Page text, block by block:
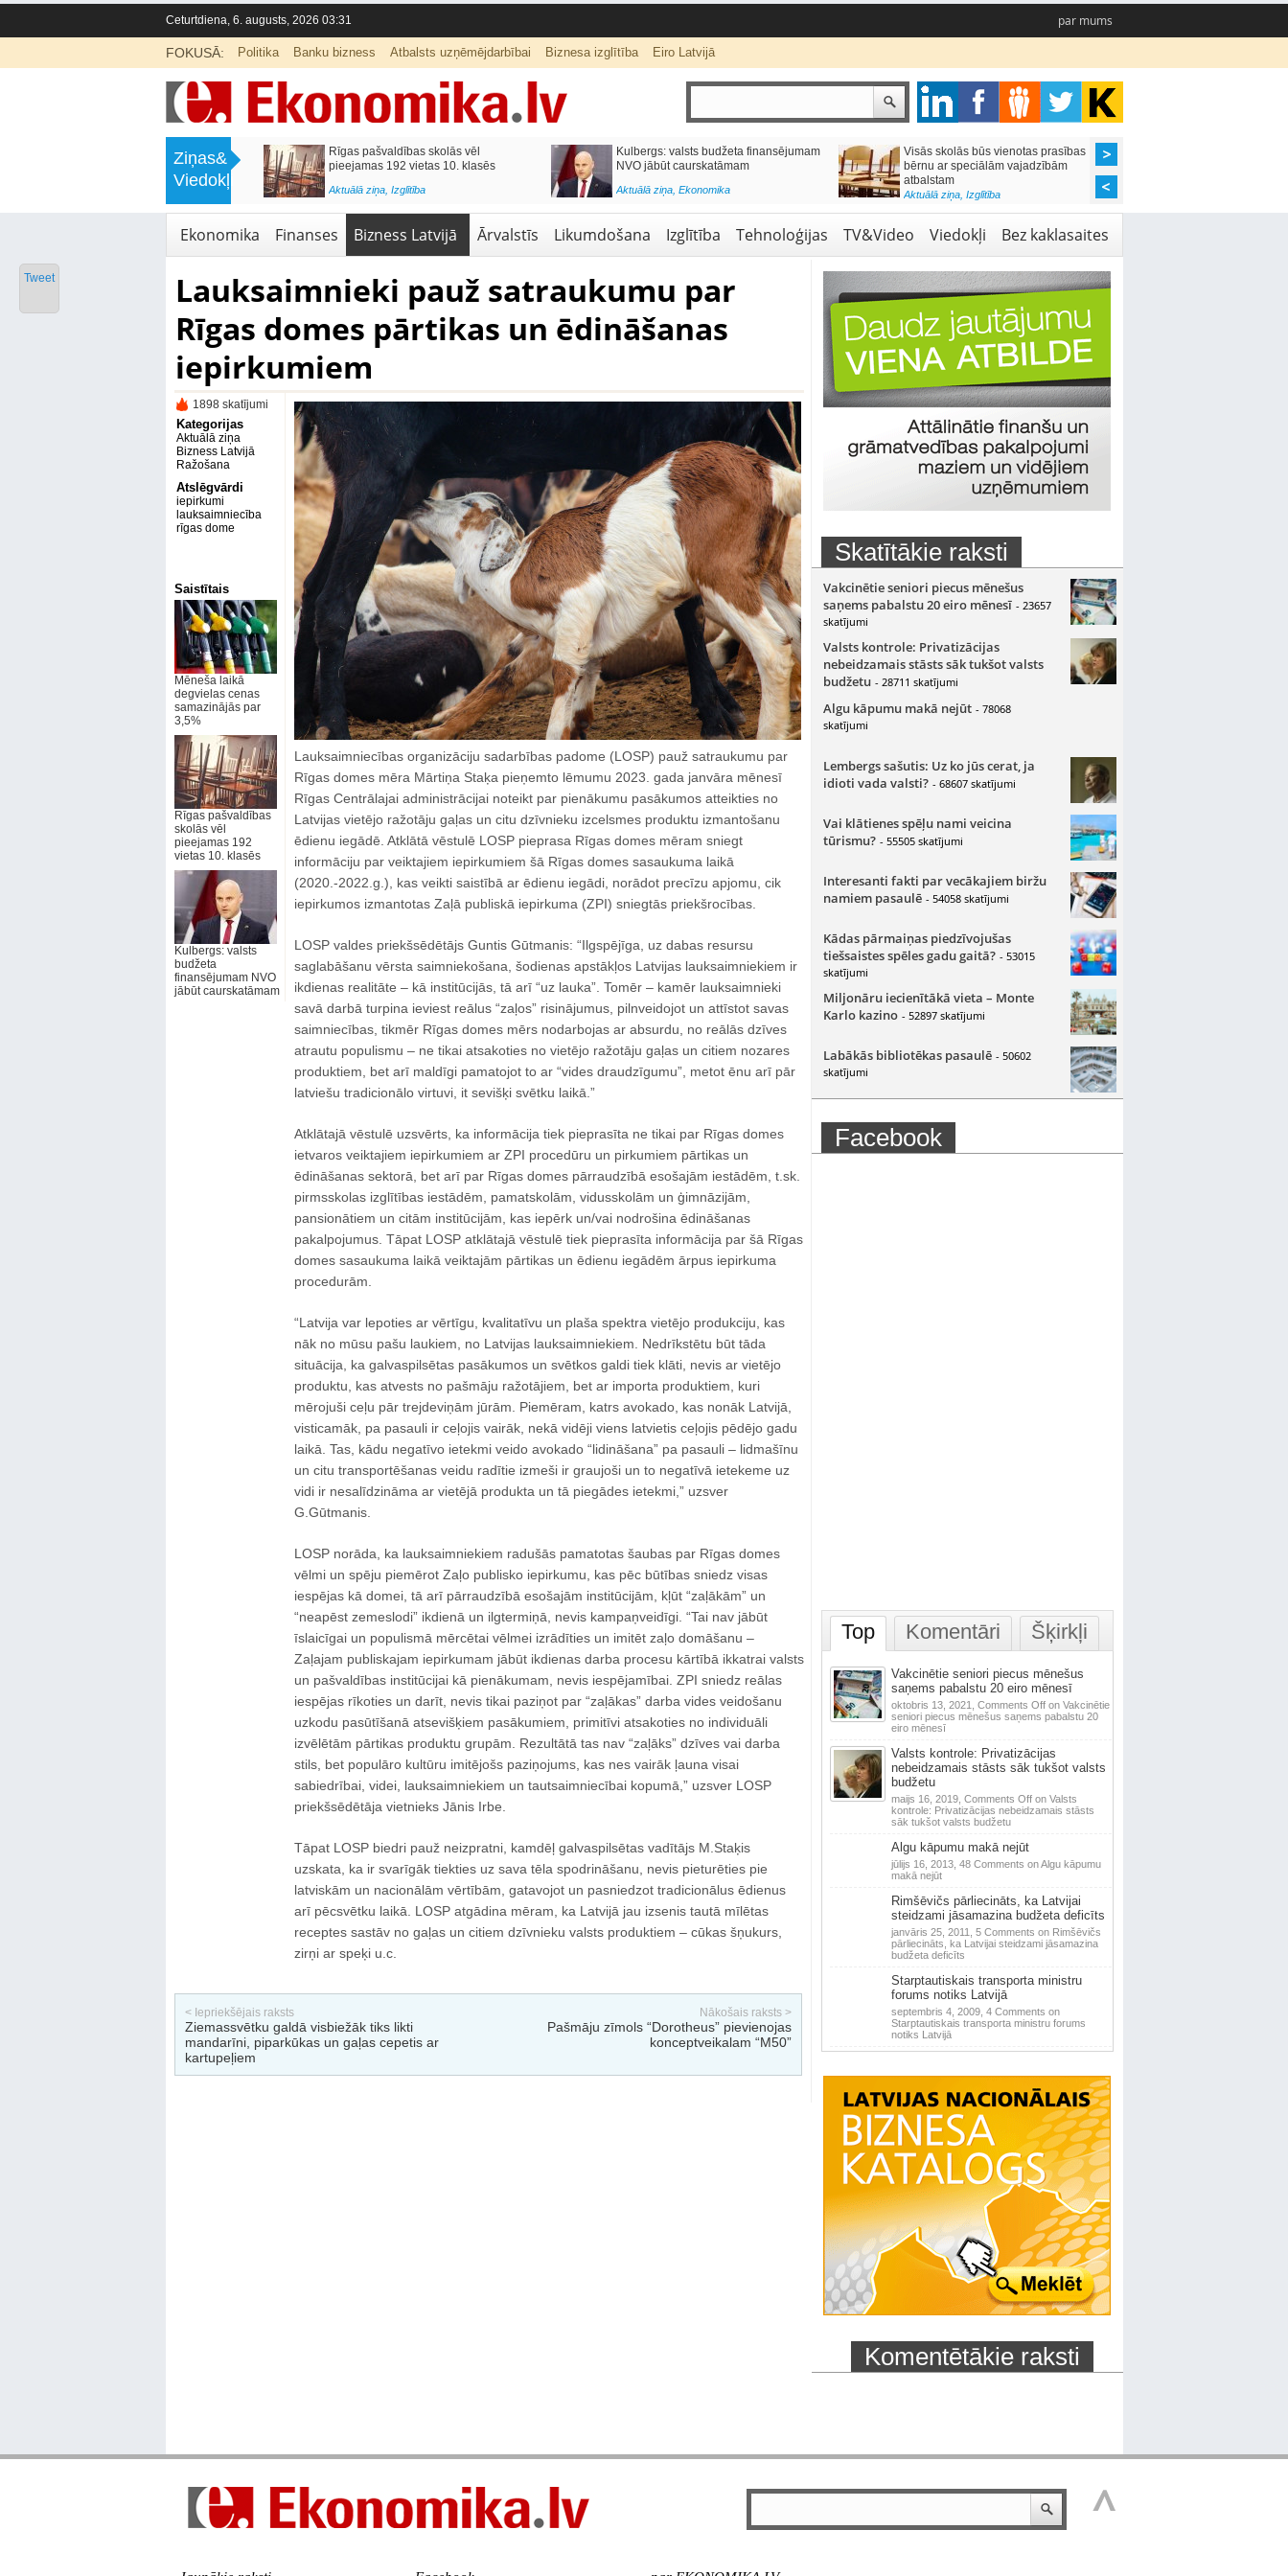
Ceturtdiena, 6. augusts, 2026 03:31 par mums
FOKUSĀ: Politika Banku bizness Atbalsts uzņēmējdarbībai Biznesa izglītība Eiro Latvijā
Ziņas&
Viedokļi
Mēneša laikā degvielas cenas
Rīgas pašvaldības skolās vēl
pieejamas 192 vietas 10. klasēs
Aktuālā ziņa,Izglītība
Kulbergs: valsts budžeta finansējumam
NVO jābūt caurskatāmam
Aktuālā ziņa,Ekonomika
Visās skolās būs vienotas prasības
bērnu ar speciālām vajadzībām
atbalstam
Aktuālā ziņa,Izglītība
Ekonomika Finanses Bizness Latvijā Ārvalstīs Likumdošana Izglītība Tehnoloģijas TV&Video Viedokļi Bez kaklasaites
Lauksaimnieki pauž satraukumu par
Rīgas domes pārtikas un ēdināšanas
iepirkumiem
1898 skatījumi
Kategorijas
Aktuālā ziņa
Bizness Latvijā
Ražošana
Atslēgvārdi
iepirkumi
lauksaimniecība
rīgas dome
Saistītais
Mēneša laikā
degvielas cenas
samazinājās par
3,5%
Rīgas pašvaldības
skolās vēl
pieejamas 192
vietas 10. klasēs
Kulbergs: valsts
budžeta
finansējumam NVO
jābūt caurskatāmam
Lauksaimniecības organizāciju sadarbības padome (LOSP) pauž satraukumu par
Rīgas domes mēra Mārtiņa Staķa pieņemto lēmumu 2023. gada janvāra mēnesī
Rīgas Centrālajai administrācijai noteikt par pienākumu pasākumos atteikties no
Latvijas vietējo ražotāju gaļas un citu dzīvnieku izcelsmes produktu izmantošanu
ēdienu iegādē. Atklātā vēstulē LOSP pieprasa Rīgas domes mēram sniegt
informāciju par veiktajiem iepirkumiem šā Rīgas domes sasaukuma laikā
(2020.-2022.g.), kas veikti saistībā ar ēdienu iegādi, norādot precīzu apjomu, cik
iepirkumos izmantotas Zaļā publiskā iepirkuma (ZPI) sniegtās priekšrocības.
LOSP valdes priekšsēdētājs Guntis Gūtmanis: “Ilgspējīga, uz dabas resursu
saglabāšanu vērsta saimniekošana, šodienas apstākļos Latvijas lauksaimniekiem ir
ikdienas realitāte – kā institūcijās, tā arī “uz lauka”. Tomēr – kamēr lauksaimnieki
savā darbā turpina ieviest reālus “zaļos” risinājumus, pilnveidojot un attīstot savas
saimniecības, tikmēr Rīgas domes mērs nodarbojas ar absurdu, no reālās dzīves
atrautu populismu – ne tikai atsakoties no vietējo ražotāju gaļas un citiem nozares
produktiem, bet arī maldīgi pamatojot to ar “vides draudzīgumu”, metot ēnu arī pār
latviešu tradicionālo virtuvi, it sevišķi svētku laikā.”
Atklātajā vēstulē uzsvērts, ka informācija tiek pieprasīta ne tikai par Rīgas domes
ietvaros veiktajiem iepirkumiem ar ZPI procedūru un pirkumiem pārtikas un
ēdināšanas sektorā, bet arī par Rīgas domes pārraudzībā esošajām iestādēm, t.sk.
pirmsskolas izglītības iestādēm, pamatskolām, vidusskolām un ģimnāzijām,
pansionātiem un citām institūcijām, kas iepērk un/vai nodrošina ēdināšanas
pakalpojumus. Tāpat LOSP atklātajā vēstulē tiek pieprasīta informācija par šā Rīgas
domes sasaukuma laikā veiktajām pārtikas un ēdienu iegādēm ārpus iepirkuma
procedurām.
“Latvija var lepoties ar vērtīgu, kvalitatīvu un plaša spektra vietējo produkciju, kas
nāk no mūsu pašu laukiem, no Latvijas lauksaimniekiem. Nedrīkstētu būt tāda
situācija, ka galvaspilsētas pasākumos un svētkos galdi tiek klāti, nevis ar vietējo
produktu, kas atvests no pašmāju ražotājiem, bet ar importa produktiem, kuri
mērojuši ceļu pār trejdeviņām jūrām. Piemēram, katrs avokado, kas nonāk Latvijā,
visticamāk, pa pasauli ir ceļojis vairāk, nekā vidēji viens latvietis ceļojis pēdējo gadu
laikā. Tas, kādu negatīvo ietekmi veido avokado “lidināšana” pa pasauli – lidmašīnu
un citu transportēšanas veidu radītie izmeši ir graujoši un to negatīvā ietekeme uz
vidi ir nesalīdzināma ar vietējā produkta un tā piegādes ietekmi,” uzsver
G.Gūtmanis.
LOSP norāda, ka lauksaimniekiem radušās pamatotas šaubas par Rīgas domes
vēlmi un spēju piemērot Zaļo publisko iepirkumu, kas pēc būtības sniedz visas
iespējas kā domei, tā arī pārraudzībā esošajām institūcijām, kļūt “zaļākām” un
“neapēst zemeslodi” ikdienā un ilgtermiņā, nevis kampaņveidīgi. “Tai nav jābūt
īslaicīgai un populismā mērcētai vēlmei izrādīties un imitēt zaļo domāšanu –
Zaļajam publiskajam iepirkumam jābūt ikdienas darba procesu kārtībā ikkatrai valsts
un pašvaldības institūcijai kā pienākumam, nevis iespējamībai. ZPI sniedz reālas
iespējas rīkoties un darīt, nevis tikai paziņot par “zaļākas” darba vides veidošanu
uzkodu pasūtīšanā atsevišķiem pasākumiem, primitīvi atsakoties no individuāli
izvēlētām pārtikas produktu grupām. Rezultātā tas nav “zaļāks” dzīves vai darba
stils, bet populāro kultūru imitējošs paziņojums, kas nes vairāk ļauna visai
sabiedrībai, videi, lauksaimniekiem un tautsaimniecībai kopumā,” uzsver LOSP
priekšsēdētāja vietnieks Jānis Irbe.
Tāpat LOSP biedri pauž neizpratni, kamdēļ galvaspilsētas vadītājs M.Staķis
uzskata, ka ir svarīgāk tiekties uz sava tēla spodrināšanu, nevis pieturēties pie
latviskām un nacionālām vērtībām, gatavojot un pasniedzot tradicionālus ēdienus
arī pēcsvētku laikā. LOSP atgādina mēram, ka Latvijā jau izsenis tautā mīlētas
receptes sastāv no gaļas un citiem dzīvnieku valsts produktiem – cūkas šņukurs,
zirņi ar speķi u.c.
< Iepriekšējais raksts
Ziemassvētku galdā visbiežāk tiks likti
mandarīni, piparkūkas un gaļas cepetis ar
kartupeļiem
Nākošais raksts >
Pašmāju zīmols “Dorotheus” pievienojas
konceptveikalam “M50”
Skatītākie raksti
Vakcinētie seniori piecus mēnešus
saņems pabalstu 20 eiro mēnesī - 23657
skatījumi
Valsts kontrole: Privatizācijas
nebeidzamais stāsts sāk tukšot valsts
budžetu - 28711 skatījumi
Algu kāpumu makā nejūt - 78068
skatījumi
Lembergs sašutis: Uz ko jūs cerat, ja
idioti vada valsti? - 68607 skatījumi
Vai klātienes spēļu nami veicina
tūrismu? - 55505 skatījumi
Interesanti fakti par vecākajiem biržu
namiem pasaulē - 54058 skatījumi
Kādas pārmaiņas piedzīvojušas
tiešsaistes spēles gadu gaitā? - 53015
skatījumi
Miljonāru iecienītākā vieta – Monte
Karlo kazino - 52897 skatījumi
Labākās bibliotēkas pasaulē - 50602
skatījumi
Facebook
Top Komentāri Šķirkļi
Vakcinētie seniori piecus mēnešus
saņems pabalstu 20 eiro mēnesī
oktobris 13, 2021, Comments Offon Vakcinētie
seniori piecus mēnešus saņems pabalstu 20
eiro mēnesī
Valsts kontrole: Privatizācijas
nebeidzamais stāsts sāk tukšot valsts
budžetu
maijs 16, 2019, Comments Offon Valsts
kontrole: Privatizācijas nebeidzamais stāsts
sāk tukšot valsts budžetu
Algu kāpumu makā nejūt
jūlijs 16, 2013, 48 Comments on Algu kāpumu
makā nejūt
Rimšēvičs pārliecināts, ka Latvijai
steidzami jāsamazina budžeta deficīts
janvāris 25, 2011, 5 Comments on Rimšēvičs
pārliecināts, ka Latvijai steidzami jāsamazina
budžeta deficīts
Starptautiskais transporta ministru
forums notiks Latvijā
septembris 4, 2009, 4 Comments on
Starptautiskais transporta ministru forums
notiks Latvijā
Komentētākie raksti
Tweet